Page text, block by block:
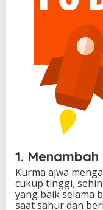
1.
Kurma ajwa
cukup tinggi,
yang baik selama
saat sahur dan